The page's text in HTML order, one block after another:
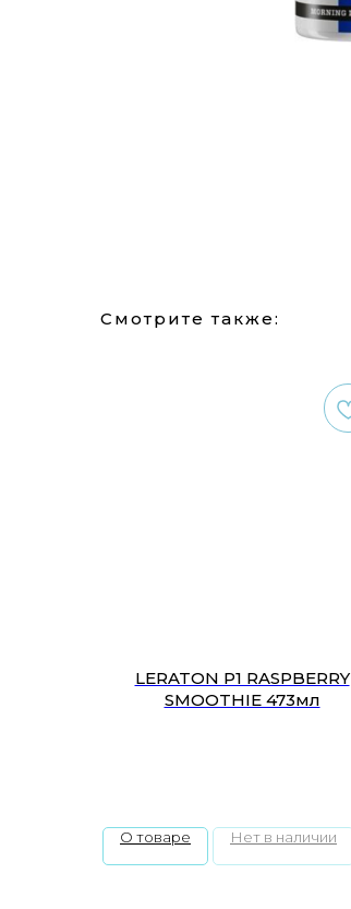
Смотрите также:
LERATON P1 RASPBERRY
SMOOTHIE 473мл
О товаре Нет в наличии